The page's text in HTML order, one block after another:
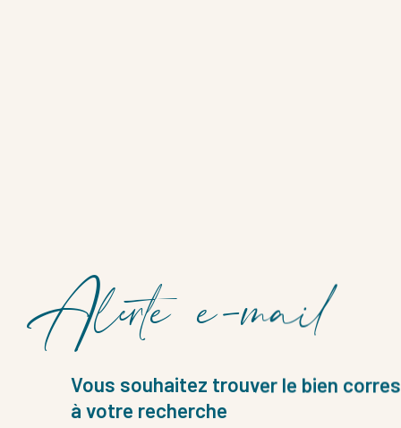
Alerte e-mail
Vous souhaitez trouver le bien
à votre recherche